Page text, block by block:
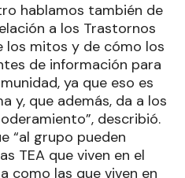
hablamos también de
a los Trastornos
los mitos y de cómo los
de información para
ya que eso es
y, que además, da a los
describió.
“al grupo pueden
TEA que viven en el
como las que viven en